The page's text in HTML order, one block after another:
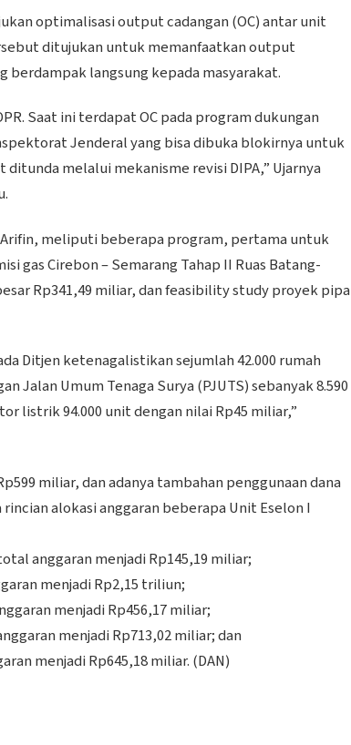
optimalisasi output cadangan (OC) antar unit
ditujukan untuk memanfaatkan output
langsung kepada masyarakat.
Saat ini terdapat OC pada program dukungan
Jenderal yang bisa dibuka blokirnya untuk
melalui mekanisme revisi DIPA,” Ujarnya
meliputi beberapa program, pertama untuk
gas Cirebon – Semarang Tahap II Ruas Batang-
Rp341,49 miliar, dan feasibility study proyek pipa
Ditjen ketenagalistikan sejumlah 42.000 rumah
Jalan Umum Tenaga Surya (PJUTS) sebanyak 8.590
listrik 94.000 unit dengan nilai Rp45 miliar,”
miliar, dan adanya tambahan penggunaan dana
alokasi anggaran beberapa Unit Eselon I
anggaran menjadi Rp145,19 miliar;
menjadi Rp2,15 triliun;
menjadi Rp456,17 miliar;
menjadi Rp713,02 miliar; dan
menjadi Rp645,18 miliar. (DAN)